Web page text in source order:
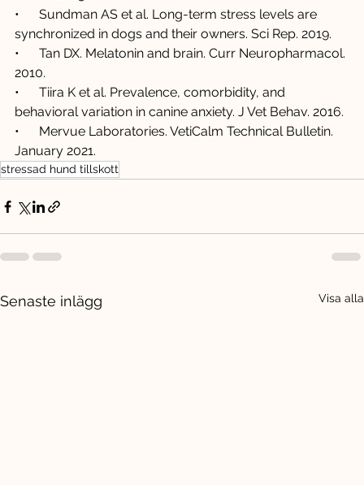
•      Sundman AS et al. Long-term stress levels are
synchronized in dogs and their owners. Sci Rep. 2019.
•      Tan DX. Melatonin and brain. Curr Neuropharmacol.
2010.
•      Tiira K et al. Prevalence, comorbidity, and
behavioral variation in canine anxiety. J Vet Behav. 2016.
•      Mervue Laboratories. VetiCalm Technical Bulletin.
January 2021.
stressad hund tillskott
Senaste inlägg Visa alla